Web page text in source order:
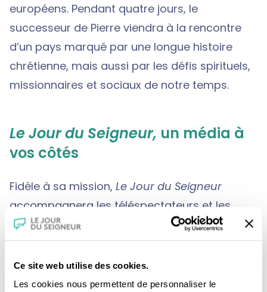
Ce site web utilise des cookies.
Les cookies nous permettent de personnaliser le
européens. Pendant quatre jours, le
successeur de Pierre viendra à la rencontre
d’un pays marqué par une longue histoire
chrétienne, mais aussi par les défis spirituels,
missionnaires et sociaux de notre temps.
Le Jour du Seigneur, un média à
vos côtés
Fidèle à sa mission, Le Jour du Seigneur
accompagnera les téléspectateurs et les
internautes tout au long de ce voyage
apostolique historique. Un mois avant sa
visite, nous diffusons un documentaire inédit
sur France 2 le 23 août à 10h30,Léon XIV, à